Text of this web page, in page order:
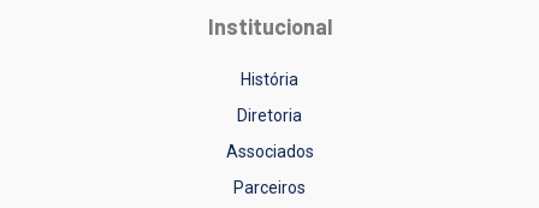
Institucional
História
Diretoria
Associados
Parceiros